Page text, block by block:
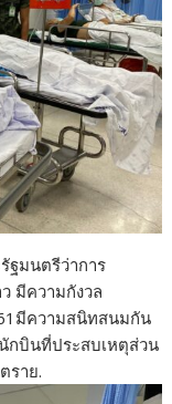
ฐมนตรีว่าการ
มีความกังวล
มีความสนิทสนมกัน
กบินที่ประสบเหตุส่วน
ราย.